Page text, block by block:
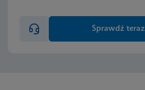
Sprawdź teraz